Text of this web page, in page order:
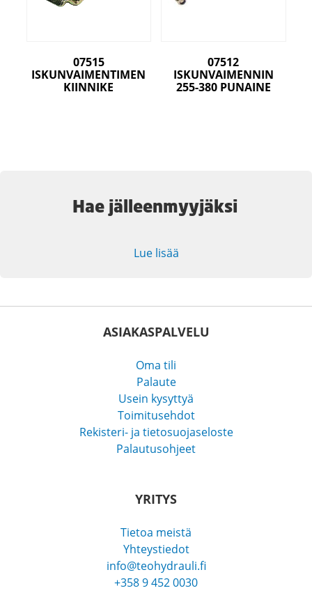
07515
ISKUNVAIMENTIMEN
KIINNIKE
07512
ISKUNVAIMENNIN
255-380 PUNAINE
Hae jälleenmyyjäksi
Lue lisää
ASIAKASPALVELU
Oma tili
Palaute
Usein kysyttyä
Toimitusehdot
Rekisteri- ja tietosuojaseloste
Palautusohjeet
YRITYS
Tietoa meistä
Yhteystiedot
info@teohydrauli.fi
+358 9 452 0030